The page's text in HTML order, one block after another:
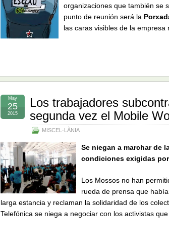
organizaciones que también se
punto de reunión será la
las caras visibles de la empresa
Los trabajadores
segunda vez el Mobile
MISCEL·LÀNIA
May
25
2015
Se niegan a marchar de
condiciones exigidas
Los Mossos no han
rueda de prensa que
larga estancia y reclaman la solidaridad de los
Telefónica se niega a negociar con los activistas